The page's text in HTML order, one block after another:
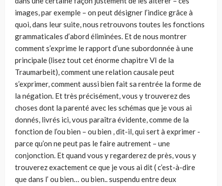
images, par exemple – on peut désigner l’indice grâce à
quoi, dans leur suite, nous retrouvons toutes les fonctions
grammaticales d’abord éliminées. Et de nous montrer
comment s’exprime le rapport d’une subordonnée à une
principale (lisez tout cet énorme chapitre VI de la
Traumarbeit), comment une relation causale peut
s’exprimer, comment aussi bien fait sa rentrée la forme de
la négation. Et très précisément, vous y trouverez des
choses dont la parenté avec les schémas que je vous ai
donnés, livrés ici, vous paraîtra évidente, comme de la
fonction de l’ou bien – ou bien , dit-il, qui sert à exprimer -
parce qu’on ne peut pas le faire autrement – une
conjonction. Et quand vous y regarderez de près, vous y
trouverez exactement ce que je vous ai dit ( c’est-à-dire
que dans l’ ou bien… ou bien.. suspendu entre deux